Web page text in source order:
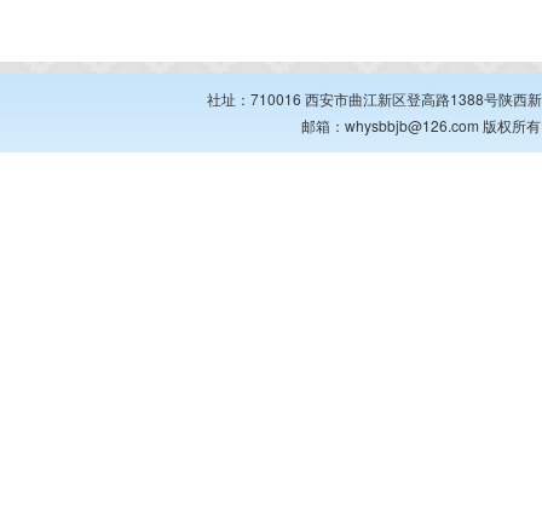
社址：710016 西安市曲江新区登高路1388号陕西
邮箱：whysbbjb@126.com 版权所